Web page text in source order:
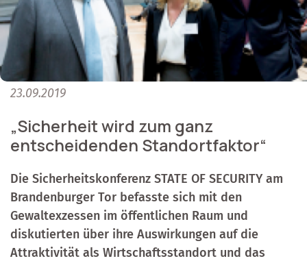
23.09.2019
„Sicherheit wird zum ganz
entscheidenden Standortfaktor“
Die Sicherheitskonferenz STATE OF SECURITY am
Brandenburger Tor befasste sich mit den
Gewaltexzessen im öffentlichen Raum und
diskutierten über ihre Aus­wir­kungen auf die
Attraktivität als Wirtschaftsstandort und das